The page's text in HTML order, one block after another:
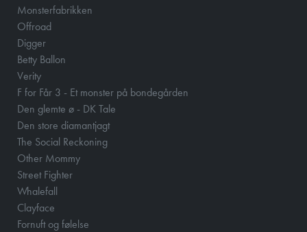
Monsterfabrikken
Offroad
Digger
Betty Ballon
Verity
F for Får 3 - Et monster på bondegården
Den glemte ø - DK Tale
Den store diamantjagt
The Social Reckoning
Other Mommy
Street Fighter
Whalefall
Clayface
Fornuft og følelse